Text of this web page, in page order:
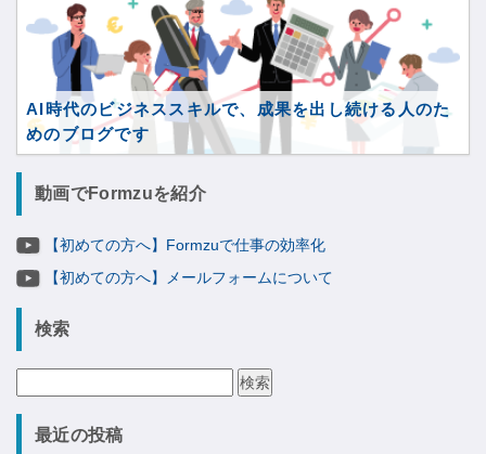
AI時代のビジネススキルで、成果を出し続ける人のた
めのブログです
動画でFormzuを紹介
【初めての方へ】Formzuで仕事の効率化
【初めての方へ】メールフォームについて
検索
索:
最近の投稿